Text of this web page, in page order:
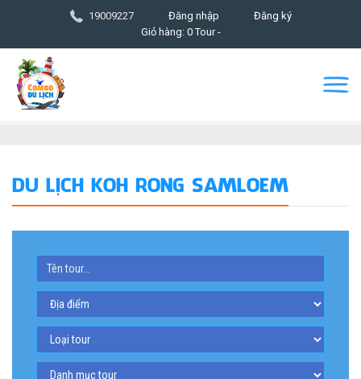
19009227 Đăng nhập
Đăng ký
Giỏ hàng: 0 Tour -
DU LỊCH KOH RONG SAMLOEM